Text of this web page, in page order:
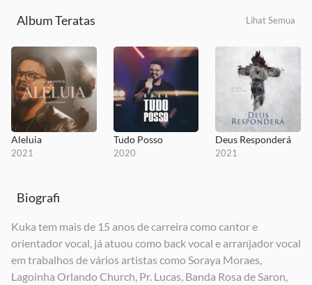
Album Teratas Lihat Semua
Aleluia
2021
Tudo Posso
2020
Deus Responderá
2021
Biografi
Kuka tem mais de 15 anos de carreira como cantor e
orientador vocal, já atuou como back vocal e arranjador vocal
em trabalhos de vários artistas como Soraya Moraes,
Lagoinha Orlando Church, Pr. Lucas, Banda Rosa de Saron,